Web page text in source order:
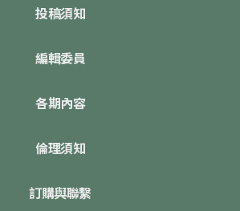
投稿須知
編輯委員
各期內容
倫理須知
訂購與聯繫